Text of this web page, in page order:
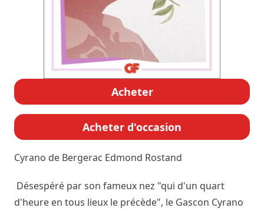
Acheter
Acheter d'occasion
Cyrano de Bergerac Edmond Rostand
Désespéré par son fameux nez "qui d'un quart
d'heure en tous lieux le précède", le Gascon Cyrano